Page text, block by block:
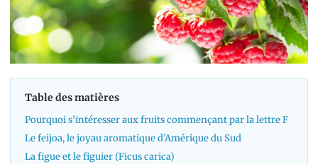
Table des matières
Pourquoi s’intéresser aux fruits commençant par la lettre F
Le feijoa, le joyau aromatique d’Amérique du Sud
La figue et le figuier (Ficus carica)